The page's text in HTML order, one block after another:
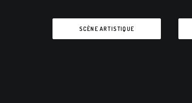
SCÈNE ARTISTIQUE